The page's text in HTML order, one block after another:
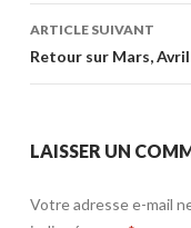
articles
ARTICLE SUIVANT
Retour sur Mars, Avril
LAISSER UN
Votre adresse e-mail